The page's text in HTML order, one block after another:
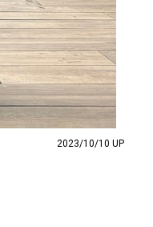
2023/10/10 UP